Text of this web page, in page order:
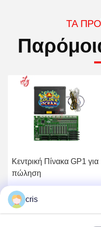
ΤΑ
Κεντρική Πίνακα GP1 για
πώληση
Πάρτε την καλύτερη τιμή
cris